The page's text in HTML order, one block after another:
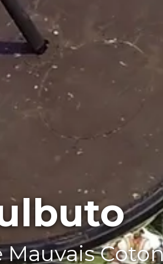
Mauvais